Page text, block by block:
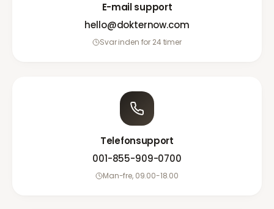
E-mail support
hello@dokternow.com
Svar inden for 24 timer
Telefonsupport
001-855-909-0700
Man-fre, 09.00-18.00